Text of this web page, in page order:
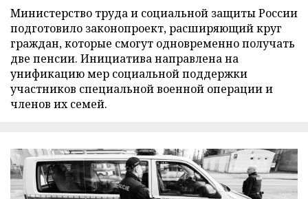
Министерство труда и социальной защиты России
подготовило законопроект, расширяющий круг
граждан, которые смогут одновременно получать
две пенсии. Инициатива направлена на
унификацию мер социальной поддержки
участников специальной военной операции и
членов их семей.